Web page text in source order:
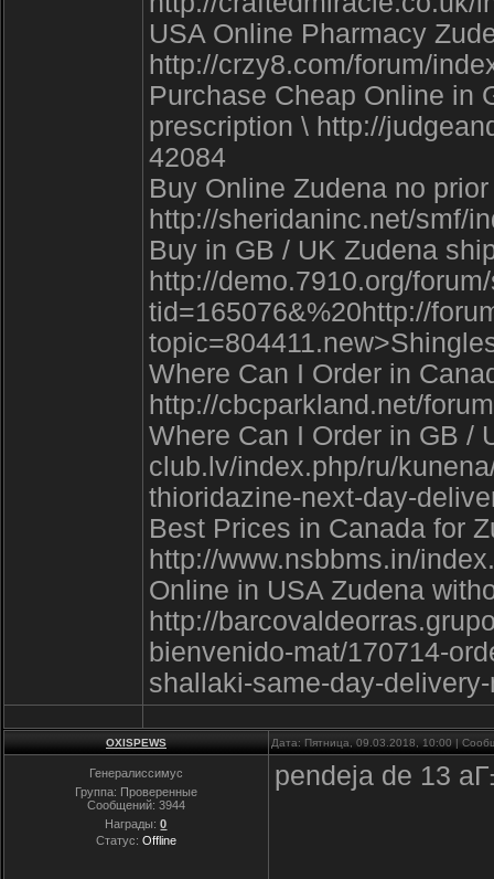
USA Online Pharmacy
http://crzy8.com/forum/
Purchase Cheap Online in
prescription \ http://
42084
Buy Online Zudena no
http://sheridaninc.net/smf/
Buy in GB / UK Zudena
http://demo.7910.org/
tid=165076&%20http://
Where Can I Order in
http://cbcparkland.net/
Where Can I Order in GB /
club.lv/index.php/ru/
thioridazine-next-day-
Best Prices in Canada for
http://www.nsbbms.in/
Online in USA Zudena
http://
bienvenido-mat/170714-
shallaki-same-day-
OXISPEWS Дата: Пятница, 09.03.2018, 10:00 |
Генералиссимус
Группа: Проверенные
Сообщений: 3944
Награды:0
Статус: Offline
pendeja de 13